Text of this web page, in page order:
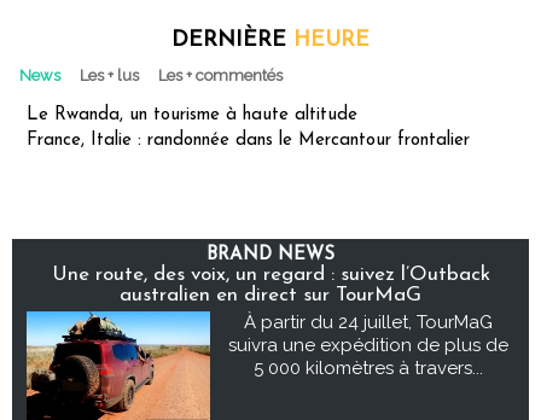
DERNIÈRE HEURE
News Les + lus Les + commentés
Le Rwanda, un tourisme à haute altitude
France, Italie : randonnée dans le Mercantour frontalier
BRAND NEWS
Une route, des voix, un regard : suivez l’Outback
australien en direct sur TourMaG
À partir du 24 juillet, TourMaG
suivra une expédition de plus de
5 000 kilomètres à travers...